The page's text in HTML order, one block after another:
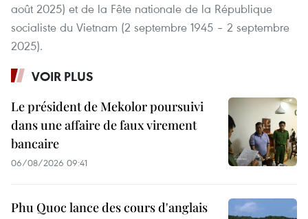
août 2025) et de la Fête nationale de la République
socialiste du Vietnam (2 septembre 1945 – 2 septembre
2025).
VOIR PLUS
Le président de Mekolor poursuivi
dans une affaire de faux virement
bancaire
06/08/2026 09:41
Phu Quoc lance des cours d'anglais